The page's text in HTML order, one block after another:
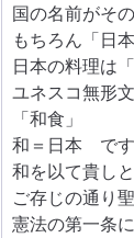
国の名前がそ
もちろん「日
日本の料理は
ユネスコ無形
「和食」
和＝日本　です
和を以て貴し
ご存じの通り
憲法の第一条